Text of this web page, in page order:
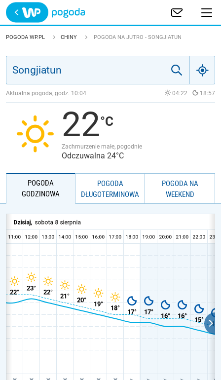
Trwa ładowanie
POLSKA
JAKOŚĆ POWIETRZA
POGODA WP.PL CHINY POGODA NA JUTRO - SONGJIATUN
Aktualna pogoda, godz. 10:04 04:22 18:57
22
Zachmurzenie małe, pogodnie
Odczuwalna 24°C
POGODA
GODZINOWA
POGODA
DŁUGOTERMINOWA
POGODA NA
WEEKEND